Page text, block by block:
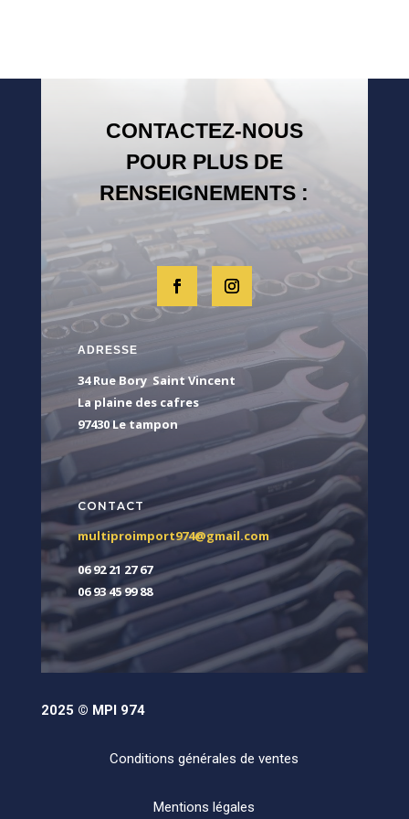
CONTACTEZ-NOUS
POUR PLUS DE
RENSEIGNEMENTS :
ADRESSE
34 Rue Bory Saint Vincent
La plaine des cafres
97430 Le tampon
CONTACT
multiproimport974@gmail.com
06 92 21 27 67
06 93 45 99 88
2025 © MPI 974
Conditions générales de ventes
Mentions légales